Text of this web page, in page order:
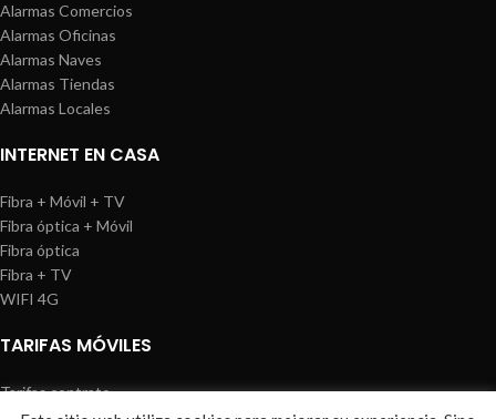
Alarmas Comercios
Alarmas Oficinas
Alarmas Naves
Alarmas Tiendas
Alarmas Locales
INTERNET EN CASA
Fibra + Móvil + TV
Fibra óptica + Móvil
Fibra óptica
Fibra + TV
WIFI 4G
TARIFAS MÓVILES
Tarifas contrato